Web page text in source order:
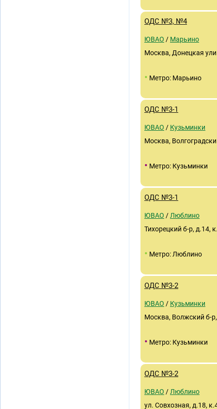
ОДС №3, №4
ЮВАО / Марьино
Москва, Донецкая
• Метро: Марьино
ОДС №3-1
ЮВАО / Кузьминки
Москва,
• Метро: Кузьминки
ОДС №3-1
ЮВАО / Люблино
Тихорецкий б-р, д.14,
• Метро: Люблино
ОДС №3-2
ЮВАО / Кузьминки
Москва, Волжский б-
• Метро: Кузьминки
ОДС №3-2
ЮВАО / Люблино
ул. Совхозная, д.18,